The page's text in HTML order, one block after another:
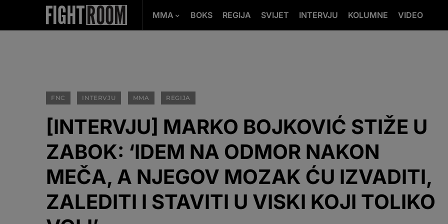
MMA BOKS REGIJA SVIJET INTERVJU KOLUMNE VIDEO
FNC INTERVJU MMA REGIJA
[INTERVJU] MARKO BOJKOVIĆ STIŽE U
ZABOK: ‘IDEM NA ODMOR NAKON
MEČA, A NJEGOV MOZAK ĆU IZVADITI,
ZALEDITI I STAVITI U VISKI KOJI TOLIKO